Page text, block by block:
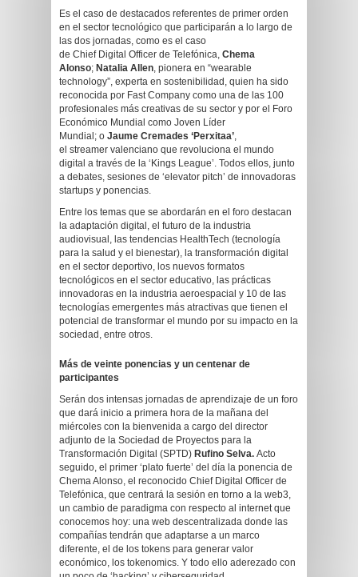
Es el caso de destacados referentes de primer orden
en el sector tecnológico que participarán a lo largo de
las dos jornadas, como es el caso
de Chief Digital Officer de Telefónica, Chema
Alonso; Natalia Allen, pionera en “wearable
technology”, experta en sostenibilidad, quien ha sido
reconocida por Fast Company como una de las 100
profesionales más creativas de su sector y por el Foro
Económico Mundial como Joven Líder
Mundial; o Jaume Cremades ‘Perxitaa’,
el streamer valenciano que revoluciona el mundo
digital a través de la ‘Kings League’. Todos ellos, junto
a debates, sesiones de ‘elevator pitch’ de innovadoras
startups y ponencias.
Entre los temas que se abordarán en el foro destacan
la adaptación digital, el futuro de la industria
audiovisual, las tendencias HealthTech (tecnología
para la salud y el bienestar), la transformación digital
en el sector deportivo, los nuevos formatos
tecnológicos en el sector educativo, las prácticas
innovadoras en la industria aeroespacial y 10 de las
tecnologías emergentes más atractivas que tienen el
potencial de transformar el mundo por su impacto en la
sociedad, entre otros.
Más de veinte ponencias y un centenar de
participantes
Serán dos intensas jornadas de aprendizaje de un foro
que dará inicio a primera hora de la mañana del
miércoles con la bienvenida a cargo del director
adjunto de la Sociedad de Proyectos para la
Transformación Digital (SPTD) Rufino Selva. Acto
seguido, el primer ‘plato fuerte’ del día la ponencia de
Chema Alonso, el reconocido Chief Digital Officer de
Telefónica, que centrará la sesión en torno a la web3,
un cambio de paradigma con respecto al internet que
conocemos hoy: una web descentralizada donde las
compañías tendrán que adaptarse a un marco
diferente, el de los tokens para generar valor
económico, los tokenomics. Y todo ello aderezado con